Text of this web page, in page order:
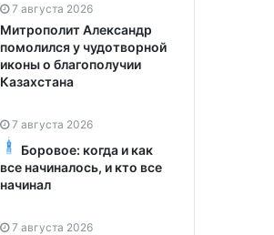
7 августа 2026
Митрополит Александр
помолился у чудотворной
иконы о благополучии
Казахстана
7 августа 2026
Боровое: когда и как
все начиналось, и кто все
начинал
7 августа 2026